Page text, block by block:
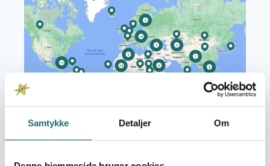
Samtykke Detaljer Om
CISUs Verdenskort